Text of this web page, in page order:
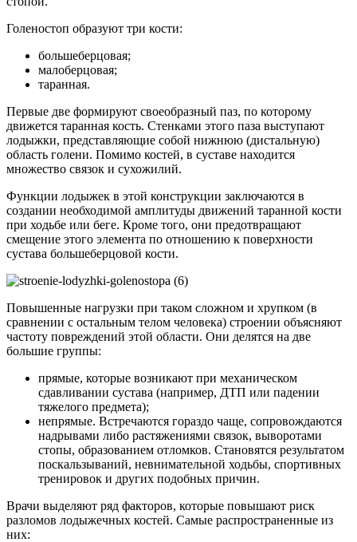
Голеностоп образуют три кости:
большеберцовая;
малоберцовая;
таранная.
Первые две формируют своеобразный паз, по которому
движется таранная кость. Стенками этого паза выступают
лодыжки, представляющие собой нижнюю (дистальную)
область голени. Помимо костей, в суставе находится
множество связок и сухожилий.
Функции лодыжек в этой конструкции заключаются в
создании необходимой амплитуды движений таранной кости
при ходьбе или беге. Кроме того, они предотвращают
смещение этого элемента по отношению к поверхности
сустава большеберцовой кости.
Повышенные нагрузки при таком сложном и хрупком (в
сравнении с остальным телом человека) строении объясняют
частоту повреждений этой области. Они делятся на две
большие группы:
прямые, которые возникают при механическом
сдавливании сустава (например, ДТП или падении
тяжелого предмета);
непрямые. Встречаются гораздо чаще, сопровождаются
надрывами либо растяжениями связок, выворотами
стопы, образованием отломков. Становятся результатом
поскальзываний, невнимательной ходьбы, спортивных
тренировок и других подобных причин.
Врачи выделяют ряд факторов, которые повышают риск
разломов лодыжечных костей. Самые распространенные из
них: